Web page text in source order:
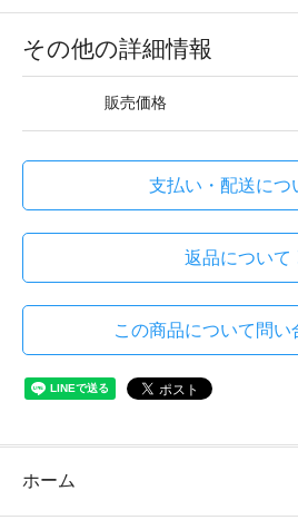
その他の詳細情報
販売価格
支払い・配送につ
返品について
この商品について問い
ホーム